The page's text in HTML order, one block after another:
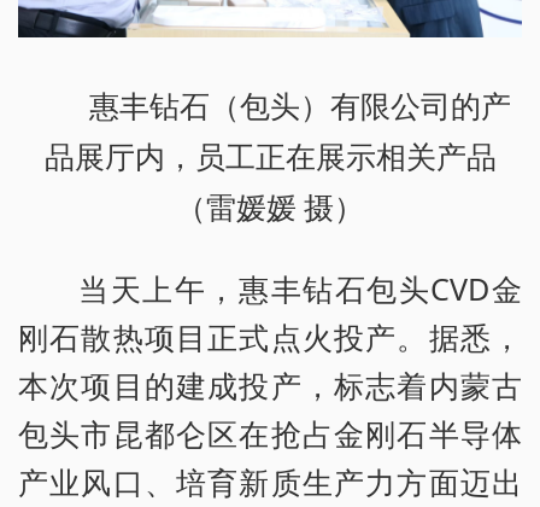
惠丰钻石（包头）有限公司的产
品展厅内，员工正在展示相关产品
（雷媛媛 摄）
当天上午，惠丰钻石包头CVD金
刚石散热项目正式点火投产。据悉，
本次项目的建成投产，标志着内蒙古
包头市昆都仑区在抢占金刚石半导体
产业风口、培育新质生产力方面迈出